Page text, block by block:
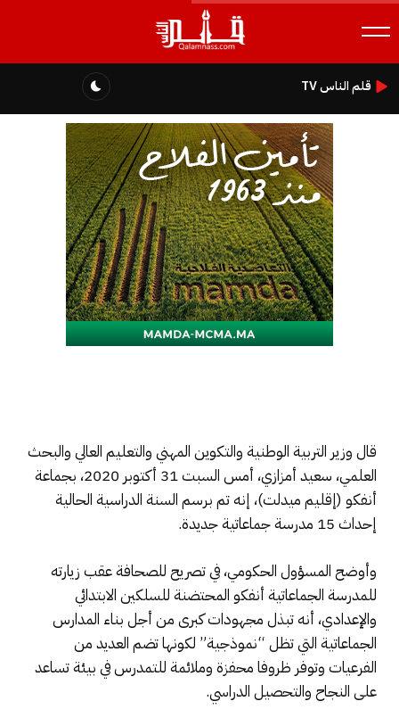
قلم الناس TV
قال وزير التربية الوطنية والتكوين المهني والتعليم العالي والبحث
العلمي، سعيد أمزازي، أمس السبت 31 أكتوبر 2020، بجماعة
أنفكو (إقليم ميدلت)، إنه تم برسم السنة الدراسية الحالية
إحداث 15 مدرسة جماعاتية جديدة.
وأوضح المسؤول الحكومي، في تصريح للصحافة عقب زيارته
للمدرسة الجماعاتية أنفكو المحتضنة للسلكين الابتدائي
والإعدادي، أنه تبذل مجهودات كبرى من أجل بناء المدارس
الجماعاتية التي تظل “نموذجية” لكونها تضم العديد من
الفرعيات وتوفر ظروفا محفزة وملائمة للتمدرس في بيئة تساعد
على النجاح والتحصيل الدراسي.